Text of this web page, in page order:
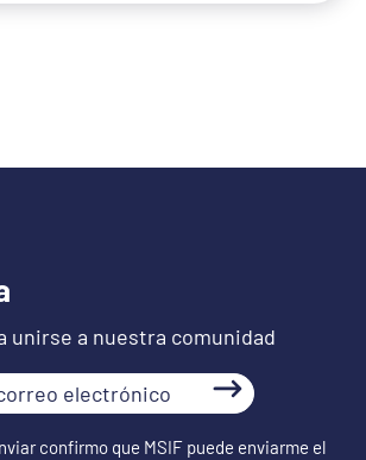
unirse a nuestra comunidad
confirmo que MSIF puede enviarme el